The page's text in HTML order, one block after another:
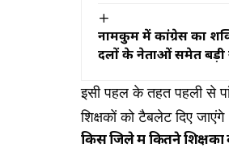
नामकुम में कांग्रेस का
दलों के नेताओं समेत बड़ी
इसी पहल के तहत पहली से
शिक्षकों को टैबलेट दिए
किस जिले में कितने शिक्षकों